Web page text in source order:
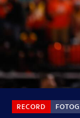
RECORD